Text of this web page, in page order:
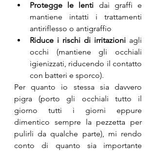
Protegge le lenti dai graffi e
mantiene intatti i trattamenti
antiriflesso o antigraffio
Riduce i rischi di irritazioni agli
occhi (mantiene gli occhiali
igienizzati, riducendo il contatto
con batteri e sporco).
Per quanto io stessa sia davvero
pigra (porto gli occhiali tutto il
giorno tutti i giorni eppure
dimentico sempre la pezzetta per
pulirli da qualche parte), mi rendo
conto di quanto sia importante